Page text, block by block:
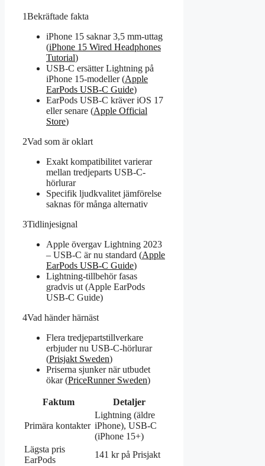
1Bekräftade fakta
iPhone 15 saknar 3,5 mm-uttag
(iPhone 15 Wired Headphones
Tutorial)
USB-C ersätter Lightning på
iPhone 15-modeller (Apple
EarPods USB-C Guide)
EarPods USB-C kräver iOS 17
eller senare (Apple Official
Store)
2Vad som är oklart
Exakt kompatibilitet varierar
mellan tredjeparts USB-C-
hörlurar
Specifik ljudkvalitet jämförelse
saknas för många alternativ
3Tidlinjesignal
Apple övergav Lightning 2023
– USB-C är nu standard (Apple
EarPods USB-C Guide)
Lightning-tillbehör fasas
gradvis ut (Apple EarPods
USB-C Guide)
4Vad händer härnäst
Flera tredjepartstillverkare
erbjuder nu USB-C-hörlurar
(Prisjakt Sweden)
Priserna sjunker när utbudet
ökar (PriceRunner Sweden)
Faktum Detaljer
Primära kontakter
Lightning (äldre
iPhone), USB-C
(iPhone 15+)
Lägsta pris
EarPods
141 kr på Prisjakt